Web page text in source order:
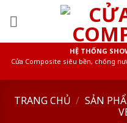
HỆ THỐNG
Cửa Composite siêu bền, chống
TRANG CHỦ / SẢN